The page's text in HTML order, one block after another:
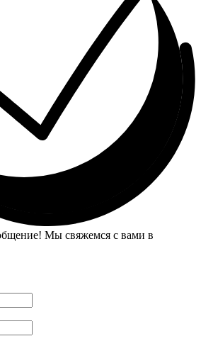
Мы свяжемся с вами в